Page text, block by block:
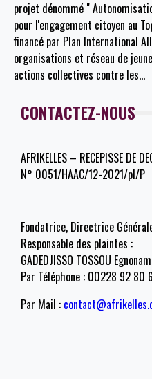
projet dénommé "
pour l'engagement citoyen au
financé par Plan International
organisations et réseau de
actions collectives contre les…
CONTACTEZ-NOUS
AFRIKELLES – RECEPISSE DE
N° 0051/HAAC/12-2021/pl/P
Fondatrice, Directrice
Responsable des plaintes :
GADEDJISSO TOSSOU
Par Téléphone : 00228 92 80
Par Mail :